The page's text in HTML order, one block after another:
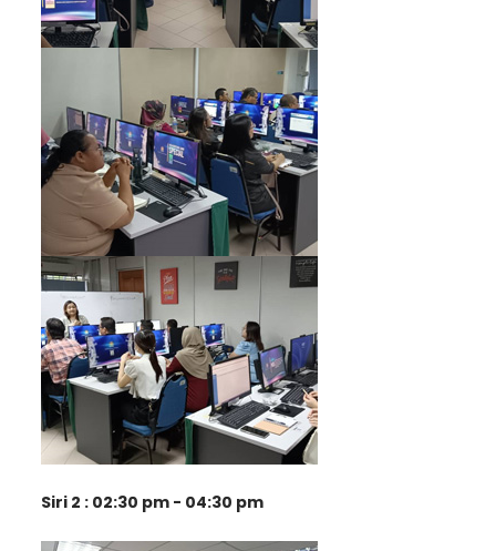
Siri 2 : 02:30 pm - 04:30 pm